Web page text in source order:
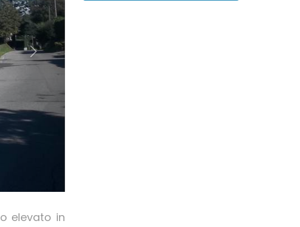
elevato in